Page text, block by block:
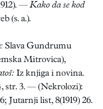
— Kako da se kod
(s. a.).
Slava Gundrumu
Mitrovica),
Iz knjiga i novina.
str. 3. — (Nekrolozi):
Jutarnji list, 8(1919) 26.